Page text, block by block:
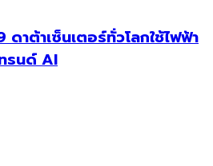
าต้าเซ็นเตอร์ทั่วโลกใช้ไฟฟ้า
รนด์ AI